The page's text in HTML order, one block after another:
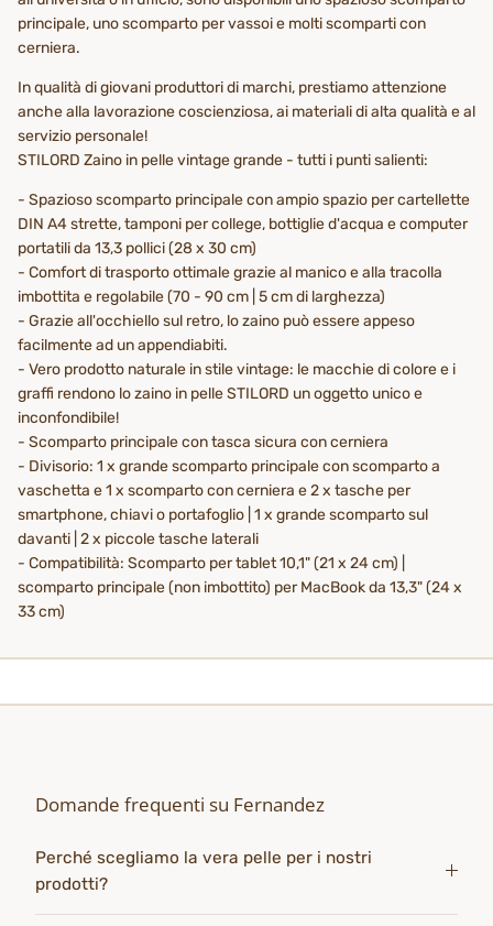
principale, uno scomparto per vassoi e molti scomparti con
cerniera.
In qualità di giovani produttori di marchi, prestiamo attenzione
anche alla lavorazione coscienziosa, ai materiali di alta qualità e al
servizio personale!
STILORD Zaino in pelle vintage grande - tutti i punti salienti:
- Spazioso scomparto principale con ampio spazio per cartellette
DIN A4 strette, tamponi per college, bottiglie d'acqua e computer
portatili da 13,3 pollici (28 x 30 cm)
- Comfort di trasporto ottimale grazie al manico e alla tracolla
imbottita e regolabile (70 - 90 cm | 5 cm di larghezza)
- Grazie all'occhiello sul retro, lo zaino può essere appeso
facilmente ad un appendiabiti.
- Vero prodotto naturale in stile vintage: le macchie di colore e i
graffi rendono lo zaino in pelle STILORD un oggetto unico e
inconfondibile!
- Scomparto principale con tasca sicura con cerniera
- Divisorio: 1 x grande scomparto principale con scomparto a
vaschetta e 1 x scomparto con cerniera e 2 x tasche per
smartphone, chiavi o portafoglio | 1 x grande scomparto sul
davanti | 2 x piccole tasche laterali
- Compatibilità: Scomparto per tablet 10,1" (21 x 24 cm) |
scomparto principale (non imbottito) per MacBook da 13,3" (24 x
33 cm)
Domande frequenti su Fernandez
Perché scegliamo la vera pelle per i nostri
prodotti?